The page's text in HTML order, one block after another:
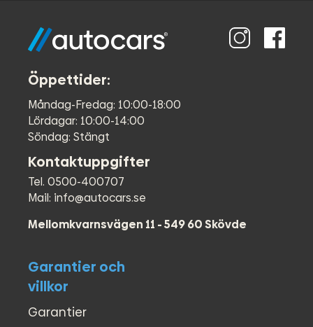
Öppettider:
Måndag-Fredag: 10:00-18:00
Lördagar: 10:00-14:00
Söndag: Stängt
Kontaktuppgifter
Tel. 0500-400707
Mail: info@autocars.se
Mellomkvarnsvägen 11 - 549 60 Skövde
Garantier och
villkor
Garantier